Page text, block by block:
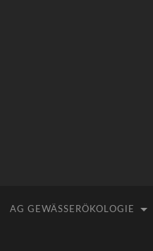
AG GEWÄSSERÖKOLOGIE